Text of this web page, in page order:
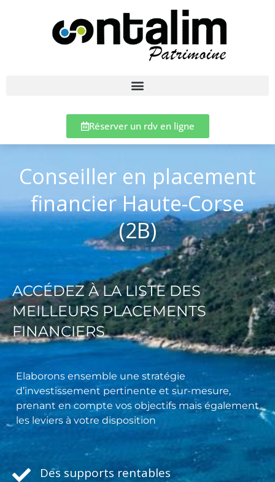
Réserver un rdv en ligne
Conseiller en placement
financier Haute-Corse
(2B)
ACCÉDEZ À LA LISTE DES
MEILLEURS PLACEMENTS
FINANCIERS
Elaborons ensemble une stratégie
d’investissement pertinente et sur-mesure,
prenant en compte vos objectifs mais également
les leviers à votre disposition
Des supports rentables